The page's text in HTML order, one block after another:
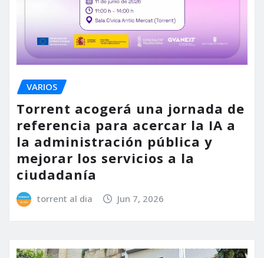
VARIOS
Torrent acogerá una jornada de
referencia para acercar la IA a
la administración pública y
mejorar los servicios a la
ciudadanía
torrent al dia Jun 7, 2026